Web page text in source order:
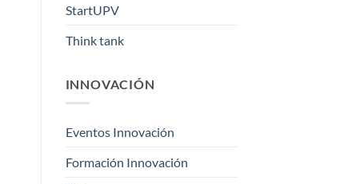
StartUPV
Think tank
INNOVACIÓN
Eventos Innovación
Formación Innovación